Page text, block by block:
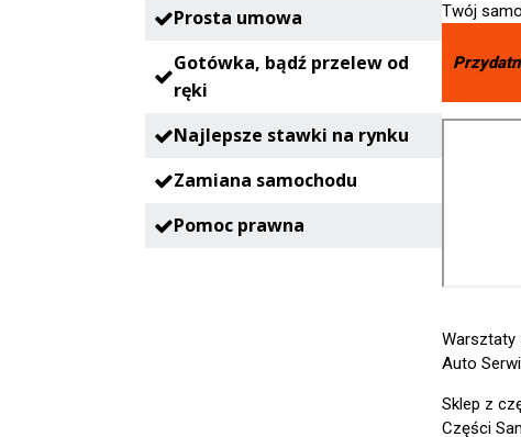
Prosta umowa
Gotówka, bądź przelew od
ręki
Najlepsze stawki na rynku
Zamiana samochodu
Pomoc prawna
Twój
Warsztaty
Auto
Sklep z
Części